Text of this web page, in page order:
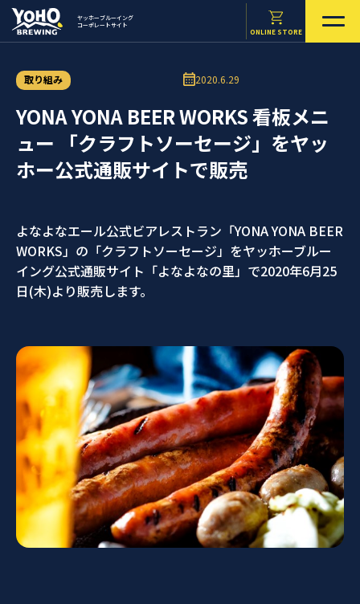
ヤッホーブルーイング
コーポレートサイト
ONLINE STORE
取り組み 2020.6.29
YONA YONA BEER WORKS 看板メニ
ュー 「クラフトソーセージ」をヤッ
ホー公式通販サイトで販売
よなよなエール公式ビアレストラン「YONA YONA BEER
WORKS」の「クラフトソーセージ」をヤッホーブルー
イング公式通販サイト「よなよなの里」で2020年6月25
日(木)より販売します。